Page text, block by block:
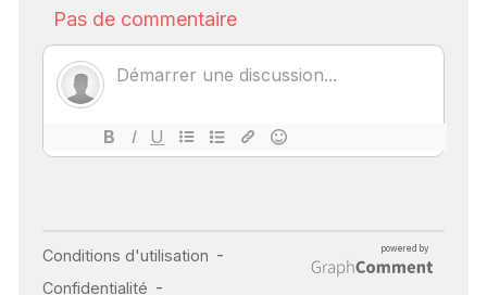
ÉCHO : DES IMAGES
POUR TOUTES LES
18 juil 2022
INSUFFISANCE
CARDIAQUE : LES